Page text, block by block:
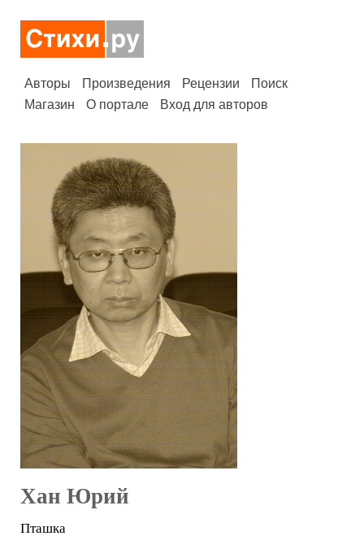
Авторы Произведения Рецензии
Поиск
Магазин
О портале Вход для авторов
Хан Юрий
Пташка